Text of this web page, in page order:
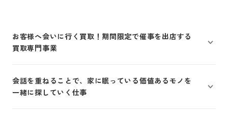
お客様へ会いに行く買取！期間限定で催事を出店する
買取専門事業
会話を重ねることで、家に眠っている価値あるモノを
一緒に探していく仕事